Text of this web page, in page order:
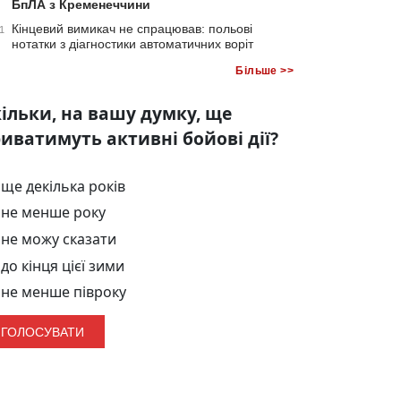
БпЛА з Кременеччини
Кінцевий вимикач не спрацював: польові
нотатки з діагностики автоматичних воріт
Більше >>
на вашу думку, ще
активні бойові дії?
ще декілька років
не менше року
не можу сказати
до кінця цієї зими
не менше півроку